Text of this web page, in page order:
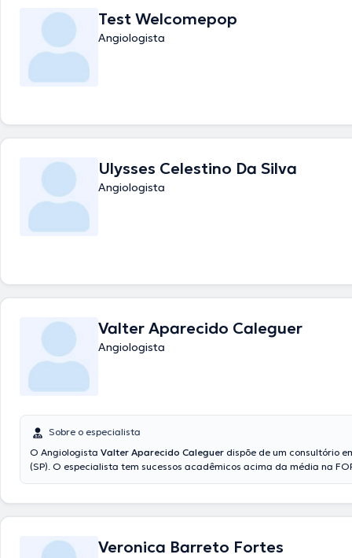
Test Welcomepop
Angiologista
Ulysses Celestino Da Silva
Angiologista
Valter Aparecido Caleguer
Angiologista
Sobre o especialista
O Angiologista Valter Aparecido Caleguer dispõe de um consultório
(SP). O especialista tem sucessos acadêmicos acima da média na
ter uma formação contínua no seu tema de especialização e já
artigos. Espanhol Inglês Português Italiano são os idiomas que usa o
Veronica Barreto Fortes